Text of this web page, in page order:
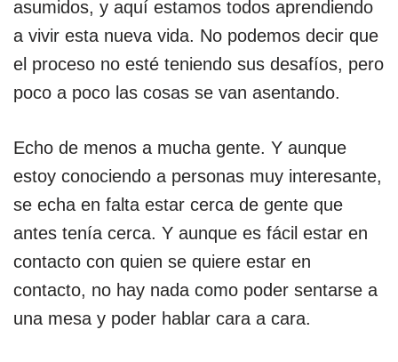
asumidos, y aquí estamos todos aprendiendo
a vivir esta nueva vida. No podemos decir que
el proceso no esté teniendo sus desafíos, pero
poco a poco las cosas se van asentando.
Echo de menos a mucha gente. Y aunque
estoy conociendo a personas muy interesante,
se echa en falta estar cerca de gente que
antes tenía cerca. Y aunque es fácil estar en
contacto con quien se quiere estar en
contacto, no hay nada como poder sentarse a
una mesa y poder hablar cara a cara.